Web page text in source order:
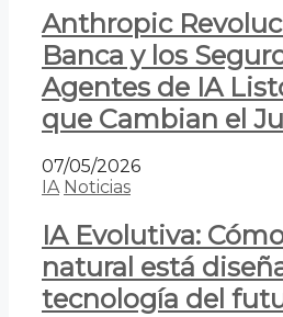
Anthropic
Banca y los
Agentes de IA
que Cambian el
07/05/2026
IA Noticias
IA Evolutiva:
natural está
tecnología del